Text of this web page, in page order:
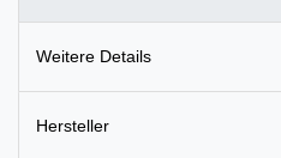
Weitere Details
Hersteller